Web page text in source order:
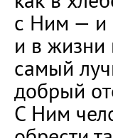
с Ним — и
и в жизни
самый
добрый
С Ним